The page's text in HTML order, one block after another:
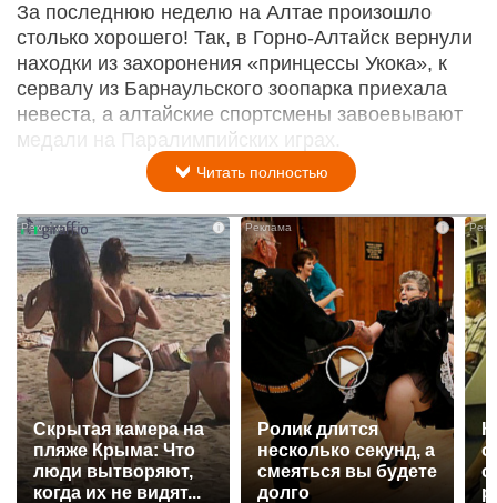
За последнюю неделю на Алтае произошло
столько хорошего! Так, в Горно-Алтайск вернули
находки из захоронения «принцессы Укока», к
сервалу из Барнаульского зоопарка приехала
невеста, а алтайские спортсмены завоевывают
медали на Паралимпийских играх.
Читать полностью
i
Скрытая камера на
пляже Крыма: Что
люди вытворяют,
когда их не видят...
Ролик длится
несколько секунд, а
смеяться вы будете
долго